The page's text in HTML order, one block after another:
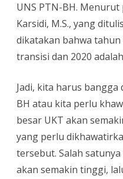
UNS PTN-BH.
Karsidi, M.S., yang
dikatakan bahwa tahun
transisi dan 2020
Jadi, kita harus bangga
BH atau kita perlu
besar UKT akan
yang perlu
tersebut. Salah
akan semakin tinggi,